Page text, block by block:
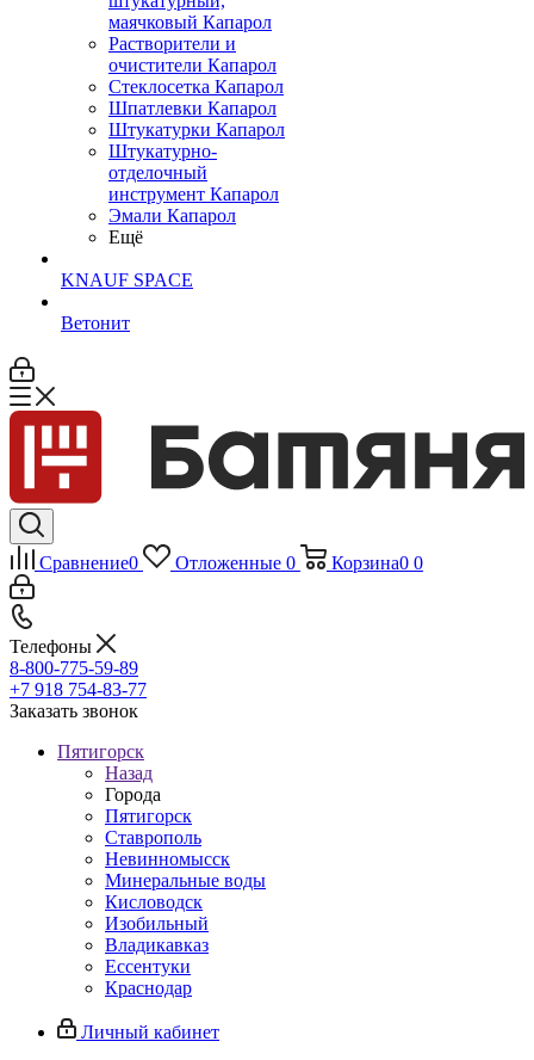
маячковый Капарол
Растворители и
очистители Капарол
Cтеклосетка Капарол
Шпатлевки Капарол
Штукатурки Капарол
Штукатурно-
отделочный
инструмент Капарол
Эмали Капарол
Ещё
KNAUF SPACE
Ветонит
Сравнение0 Отложенные 0 Корзина0 0
Телефоны
8-800-775-59-89
+7 918 754-83-77
Заказать звонок
Пятигорск
Назад
Города
Пятигорск
Ставрополь
Невинномысск
Минеральные воды
Кисловодск
Изобильный
Владикавказ
Ессентуки
Краснодар
Личный кабинет